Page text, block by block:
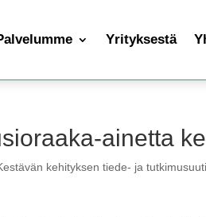
Yrityksestä
ainetta
kehityksen tiede- ja